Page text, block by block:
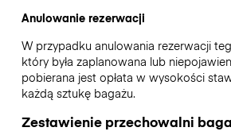
Anulowanie rezerwacji
W przypadku anulowania rezerwacji
który była zaplanowana lub
pobierana jest opłata w wysokości
każdą sztukę bagażu.
Zestawienie przechowalni